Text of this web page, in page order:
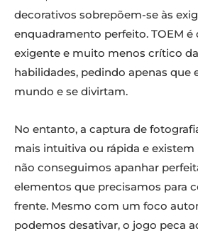
decorativos sobrepõem-se às
enquadramento perfeito. TOEM é
exigente e muito menos crítico
habilidades, pedindo apenas que
mundo e se divirtam.
No entanto, a captura de
mais intuitiva ou rápida e
não conseguimos apanhar
elementos que precisamos para
frente. Mesmo com um foco
podemos desativar, o jogo peca